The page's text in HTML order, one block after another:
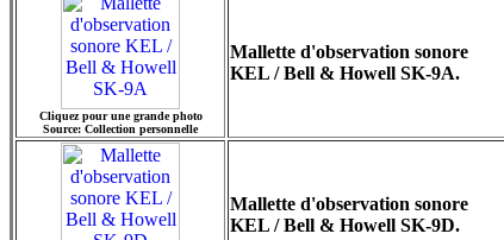
Cliquez pour une grande photo
Source: Collection personnelle
Mallette d'observation sonore
KEL / Bell & Howell SK-9A.
Mallette d'observation sonore
KEL / Bell & Howell SK-9D.